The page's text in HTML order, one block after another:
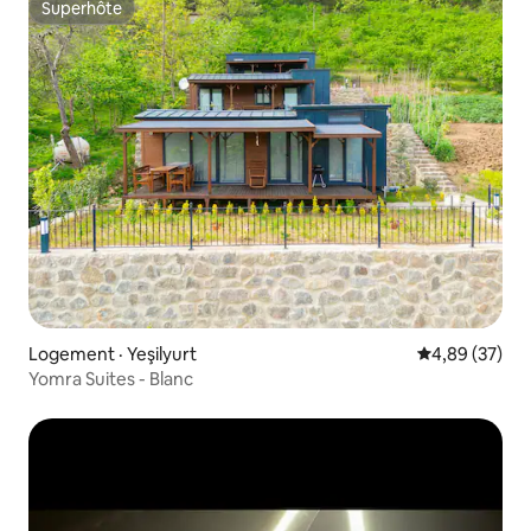
Superhôte
Superhôte
Logement · Yeşilyurt Note
4,89 (37)
Yomra Suites - Blanc